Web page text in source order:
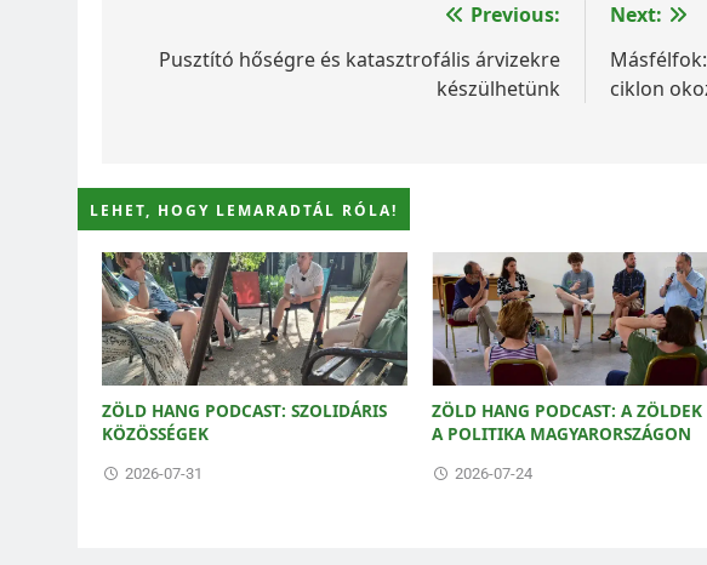
navigáció
Previous:
Pusztító hőségre és katasztrofális árvizekre
készülhetünk
Next:
ciklon
LEHET, HOGY LEMARADTÁL RÓLA!
ZÖLD HANG PODCAST: SZOLIDÁRIS
KÖZÖSSÉGEK
2026-07-31
ZÖLD HANG PODCAST: A ZÖLDEK
A POLITIKA MAGYARORSZÁGON
2026-07-24